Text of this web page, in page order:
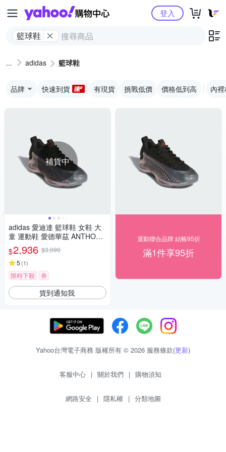
Yahoo購物中心
籃球鞋
登入
adidas 籃球鞋
品牌 快速到貨 有現貨 挑戰低價 價格低到高 內
補貨中
adidas 愛迪達 籃球鞋 女鞋 大
童 運動鞋 愛德華茲 ANTHONY
EDWARDS 1 J LOW 銀黑 JQ8
885
$2,936 $3,090
5 (1)
限時下殺 券
貨到通知我
運動聯合品牌 結帳95折
滿1件享95折
Yahoo台灣電子商務 版權所有 © 2026 服務條款(更新)
客服中心 | 關於我們 | 購物須知
網路安全 | 隱私權 | 分類地圖